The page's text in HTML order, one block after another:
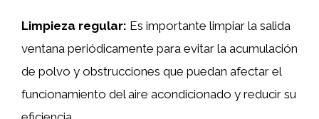
Limpieza regular: Es importante limpiar la salida
ventana periódicamente para evitar la acumulación
de polvo y obstrucciones que puedan afectar el
funcionamiento del aire acondicionado y reducir su